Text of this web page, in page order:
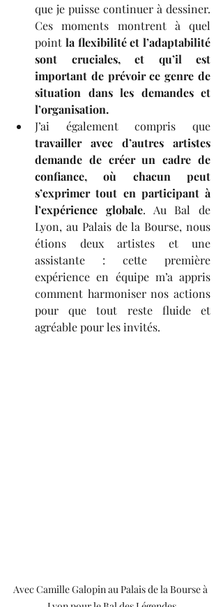
que je puisse continuer à dessiner.
Ces moments montrent à quel
point la flexibilité et l’adaptabilité
sont cruciales, et qu’il est
important de prévoir ce genre de
situation dans les demandes et
l’organisation.
travailler avec d’autres artistes
demande de créer un cadre de
confiance, où chacun peut
s’exprimer tout en participant à
l’expérience globale. Au Bal de
Lyon, au Palais de la Bourse, nous
étions deux artistes et une
assistante : cette première
expérience en équipe m’a appris
comment harmoniser nos actions
pour que tout reste fluide et
agréable pour les invités.
Avec Camille Galopin au Palais de la Bourse à